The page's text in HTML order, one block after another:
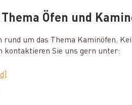
Öfen und
rund um das Thema Kaminöfen.
kontaktieren Sie uns gern unter: